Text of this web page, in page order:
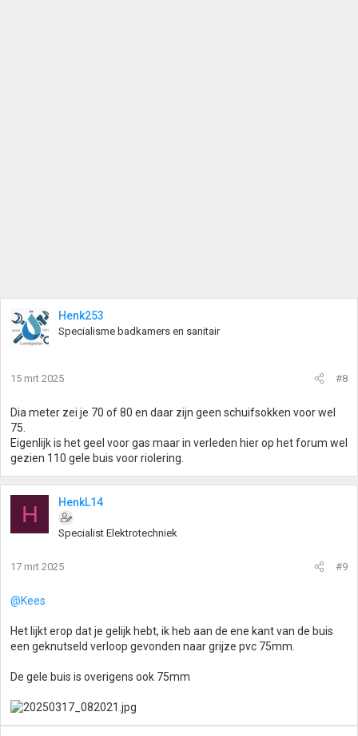
Henk253
Specialisme badkamers en sanitair
15 mrt 2025 #8
Dia meter zei je 70 of 80 en daar zijn geen schuifsokken voor wel
75.
Eigenlijk is het geel voor gas maar in verleden hier op het forum wel
gezien 110 gele buis voor riolering.
H HenkL14
Specialist Elektrotechniek
17 mrt 2025 #9
@Kees
Het lijkt erop dat je gelijk hebt, ik heb aan de ene kant van de buis
een geknutseld verloop gevonden naar grijze pvc 75mm.
De gele buis is overigens ook 75mm